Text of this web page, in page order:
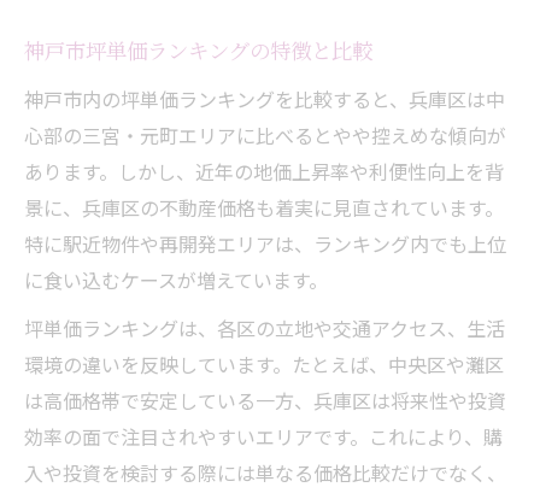
神戸市坪単価ランキングの特徴と比較
神戸市内の坪単価ランキングを比較すると、兵庫区は中
心部の三宮・元町エリアに比べるとやや控えめな傾向が
あります。しかし、近年の地価上昇率や利便性向上を背
景に、兵庫区の不動産価格も着実に見直されています。
特に駅近物件や再開発エリアは、ランキング内でも上位
に食い込むケースが増えています。
坪単価ランキングは、各区の立地や交通アクセス、生活
環境の違いを反映しています。たとえば、中央区や灘区
は高価格帯で安定している一方、兵庫区は将来性や投資
効率の面で注目されやすいエリアです。これにより、購
入や投資を検討する際には単なる価格比較だけでなく、